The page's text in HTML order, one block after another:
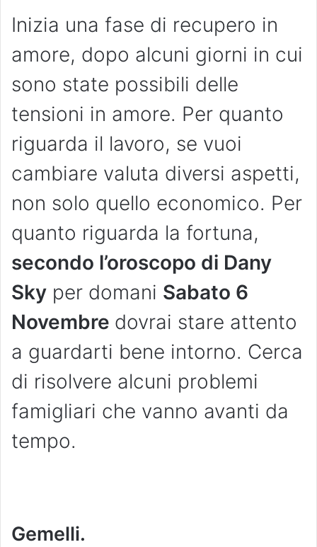
Inizia una fase di recupero in
amore, dopo alcuni giorni in cui
sono state possibili delle
tensioni in amore. Per quanto
riguarda il lavoro, se vuoi
cambiare valuta diversi aspetti,
non solo quello economico. Per
quanto riguarda la fortuna,
secondo l’oroscopo di Dany
Sky per domani Sabato 6
Novembre dovrai stare attento
a guardarti bene intorno. Cerca
di risolvere alcuni problemi
famigliari che vanno avanti da
tempo.
Gemelli.